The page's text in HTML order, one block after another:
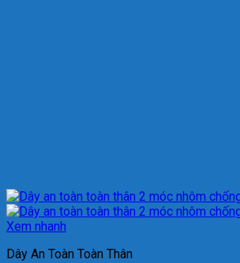
Xem nhanh
Dây An Toàn Toàn Thân